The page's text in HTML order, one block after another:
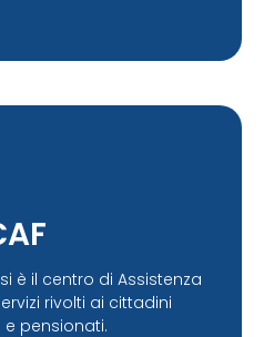
è il centro di Assistenza
rivolti ai cittadini
pensionati.